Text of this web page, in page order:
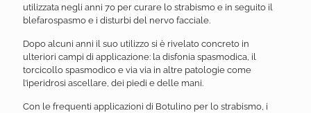
utilizzata negli anni 70 per curare lo strabismo e in seguito il
blefarospasmo e i disturbi del nervo facciale.
Dopo alcuni anni il suo utilizzo si è rivelato concreto in
ulteriori campi di applicazione: la disfonia spasmodica, il
torcicollo spasmodico e via via in altre patologie come
l’iperidrosi ascellare, dei piedi e delle mani.
Con le frequenti applicazioni di Botulino per lo strabismo, i